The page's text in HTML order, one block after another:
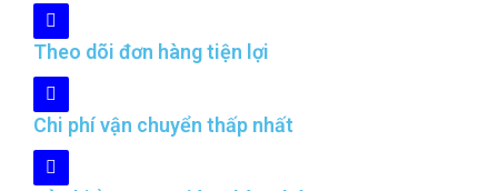
Theo dõi đơn hàng tiện lợi
Chi phí vận chuyển thấp nhất